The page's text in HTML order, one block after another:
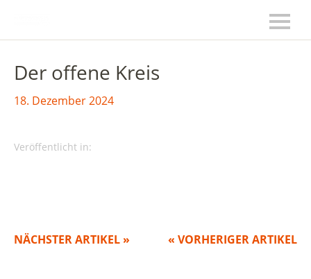
Der offene Kreis
18. Dezember 2024
Veröffentlicht in:
NÄCHSTER ARTIKEL » « VORHERIGER ARTIKEL